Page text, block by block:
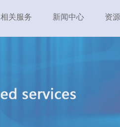
相关服务 新闻中心 资